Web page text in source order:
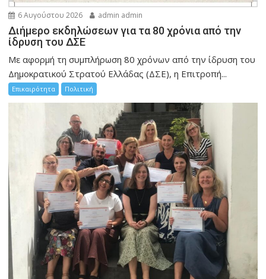
6 Αυγούστου 2026 admin admin
Διήμερο εκδηλώσεων για τα 80 χρόνια από την
ίδρυση του ΔΣΕ
Με αφορμή τη συμπλήρωση 80 χρόνων από την ίδρυση του
Δημοκρατικού Στρατού Ελλάδας (ΔΣΕ), η Επιτροπή...
Επικαιρότητα Πολιτική